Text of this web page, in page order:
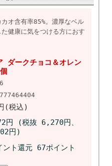
オ含有率85%。濃厚なベル
健康に気をつける方におす
ダークチョコ＆オレン
(税込)
円 (税抜 6,270円、
円)
ント還元 67ポイント